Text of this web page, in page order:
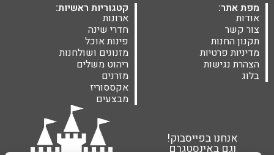
מפת אתר:
אודות
צור קשר
תקנון החנות
מדיניות פרטיות
הצהרת נגישות
בלוג
קטגוריות ראשיות:
ארונות
חדרי שינה
פינות אוכל
מזנונים ושולחנות
ריהוט משלים
מזרנים
אקססוריז
מבצעים
אנחנו בפייסבוק!
וגם באינסטגרם